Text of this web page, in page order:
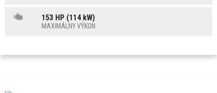
153 HP (114 kW)
MAXIMÁLNY VÝKON